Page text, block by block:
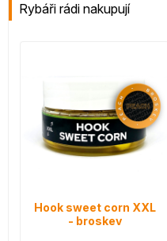
Rybáři rádi nakupují
Hook sweet corn XXL
- broskev